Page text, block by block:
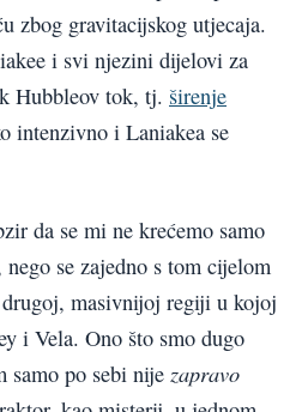
zbog gravitacijskog utjecaja.
i svi njezini dijelovi za
Hubbleov tok, tj. širenje
intenzivno i Laniakea se
da se mi ne krećemo samo
se zajedno s tom cijelom
masivnijoj regiji u kojoj
i Vela. Ono što smo dugo
po sebi nije zapravo